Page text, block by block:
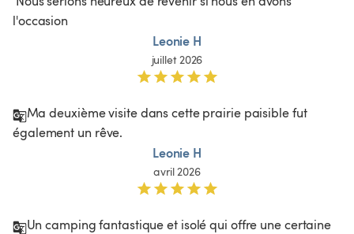
l'occasion
Leonie H
juillet 2026
Ma deuxième visite dans cette prairie paisible fut
également un rêve.
Leonie H
avril 2026
Un camping fantastique et isolé qui offre une certaine